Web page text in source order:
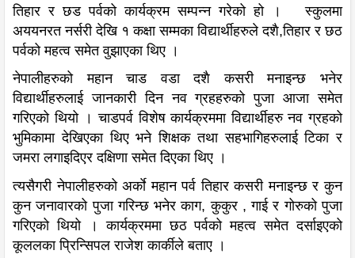
तिहार र छड पर्वको कार्यक्रम सम्पन्न गरेको हो । स्कुलमा
अययनरत नर्सरी देखि १ कक्षा सम्मका विद्यार्थीहरुले दशै,तिहार र छठ
पर्वको महत्व समेत वुझाएका थिए ।
नेपालीहरुको महान चाड वडा दशै कसरी मनाइन्छ भनेर
विद्यार्थीहरुलाई जानकारी दिन नव ग्रहहरुको पुजा आजा समेत
गरिएको थियो । चाडपर्व विशेष कार्यक्रममा विद्यार्थीहरु नव ग्रहको
भुमिकामा देखिएका थिए भने शिक्षक तथा सहभागिहरुलाई टिका र
जमरा लगाइदिएर दक्षिणा समेत दिएका थिए ।
त्यसैगरी नेपालीहरुको अर्काे महान पर्व तिहार कसरी मनाइन्छ र कुन
कुन जनावारको पुजा गरिन्छ भनेर काग, कुकुर , गाई र गोरुको पुजा
गरिएको थियो । कार्यक्रममा छठ पर्वको महत्व समेत दर्साइएको
कूललका प्रिन्सिपल राजेश कार्कीले बताए ।